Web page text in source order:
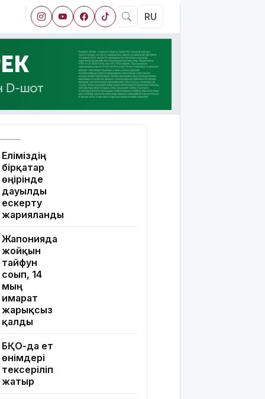
RU
Еліміздің
бірқатар
өңірінде
дауылды
ескерту
жарияланды
Жапонияда
жойқын
тайфун
соғып, 14
мың
ғимарат
жарықсыз
қалды
БҚО-да ет
өнімдері
тексеріліп
жатыр